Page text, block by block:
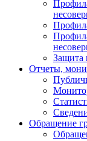
Защита
Отчеты,
Обращение